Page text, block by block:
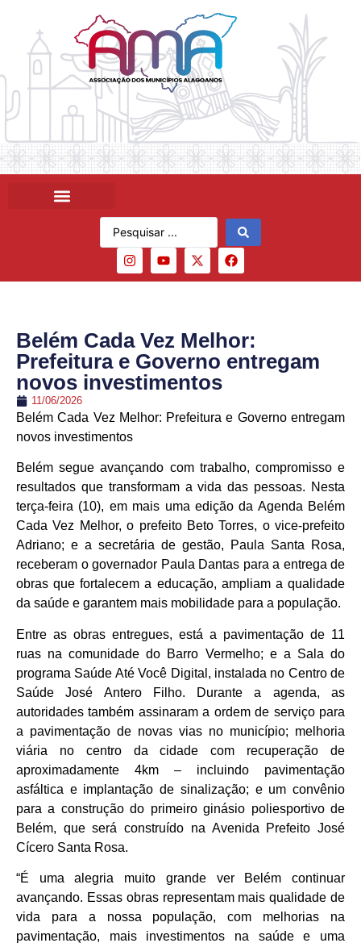
Belém Cada Vez Melhor:
Prefeitura e Governo entregam
novos investimentos
11/06/2026
Belém Cada Vez Melhor: Prefeitura e Governo entregam
novos investimentos
Belém segue avançando com trabalho, compromisso e
resultados que transformam a vida das pessoas. Nesta
terça-feira (10), em mais uma edição da Agenda Belém
Cada Vez Melhor, o prefeito Beto Torres, o vice-prefeito
Adriano; e a secretária de gestão, Paula Santa Rosa,
receberam o governador Paula Dantas para a entrega de
obras que fortalecem a educação, ampliam a qualidade
da saúde e garantem mais mobilidade para a população.
Entre as obras entregues, está a pavimentação de 11
ruas na comunidade do Barro Vermelho; e a Sala do
programa Saúde Até Você Digital, instalada no Centro de
Saúde José Antero Filho. Durante a agenda, as
autoridades também assinaram a ordem de serviço para
a pavimentação de novas vias no município; melhoria
viária no centro da cidade com recuperação de
aproximadamente 4km – incluindo pavimentação
asfáltica e implantação de sinalização; e um convênio
para a construção do primeiro ginásio poliesportivo de
Belém, que será construído na Avenida Prefeito José
Cícero Santa Rosa.
“É uma alegria muito grande ver Belém continuar
avançando. Essas obras representam mais qualidade de
vida para a nossa população, com melhorias na
pavimentação, mais investimentos na saúde e uma